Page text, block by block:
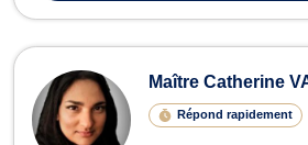
Maître Catherine
Répond rapidement